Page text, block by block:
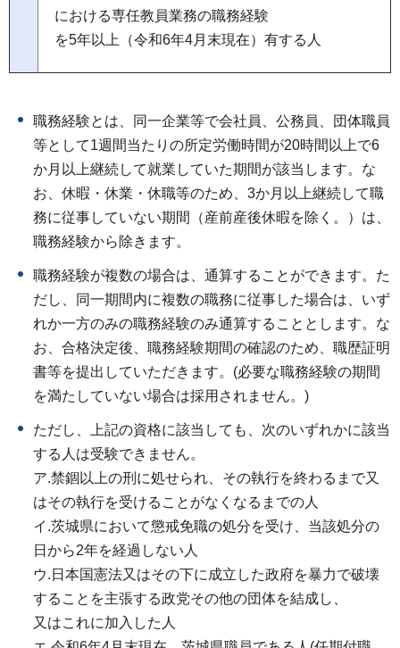
における専任教員業務の職務経験
を5年以上（令和6年4月末現在）有する人
職務経験とは、同一企業等で会社員、公務員、団体職員
等として1週間当たりの所定労働時間が20時間以上で6
か月以上継続して就業していた期間が該当します。な
お、休暇・休業・休職等のため、3か月以上継続して職
務に従事していない期間（産前産後休暇を除く。）は、
職務経験から除きます。
職務経験が複数の場合は、通算することができます。た
だし、同一期間内に複数の職務に従事した場合は、いず
れか一方のみの職務経験のみ通算することとします。な
お、合格決定後、職務経験期間の確認のため、職歴証明
書等を提出していただきます。(必要な職務経験の期間
を満たしていない場合は採用されません。)
ただし、上記の資格に該当しても、次のいずれかに該当
する人は受験できません。
ア.禁錮以上の刑に処せられ、その執行を終わるまで又
はその執行を受けることがなくなるまでの人
イ.茨城県において懲戒免職の処分を受け、当該処分の
日から2年を経過しない人
ウ.日本国憲法又はその下に成立した政府を暴力で破壊
することを主張する政党その他の団体を結成し、
又はこれに加入した人